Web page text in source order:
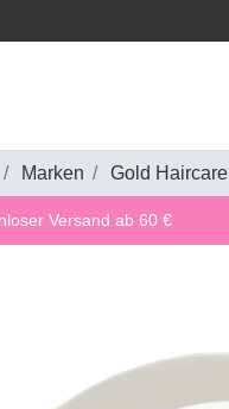
Marken Gold Haircare
Versand ab 60 €